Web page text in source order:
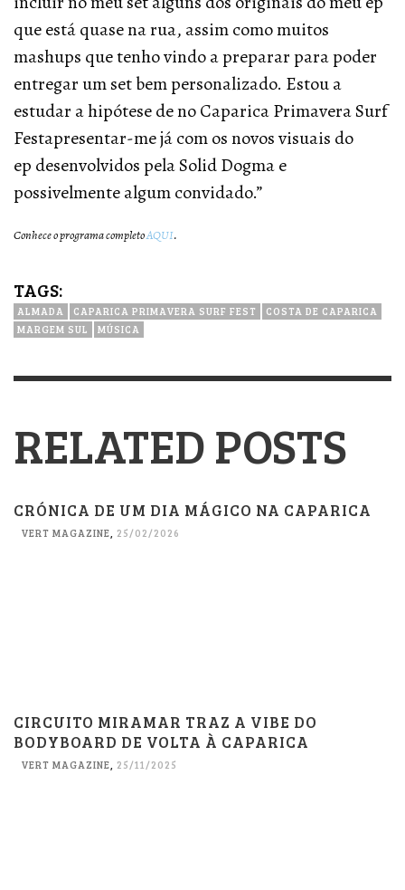
que está quase na rua, assim como muitos
mashups que tenho vindo a preparar para poder
entregar um set bem personalizado. Estou a
estudar a hipótese de no Caparica Primavera Surf
Festapresentar-me já com os novos visuais do
ep desenvolvidos pela Solid Dogma e
possivelmente algum convidado.”
Conhece o programa completoAQUI.
TAGS:
ALMADA CAPARICA PRIMAVERA SURF FEST
COSTA DE CAPARICA
MARGEM SUL
MÚSICA
RELATED POSTS
CRÓNICA DE UM DIA MÁGICO NA CAPARICA
VERT MAGAZINE 25/02/2026
CIRCUITO MIRAMAR TRAZ A VIBE DO
BODYBOARD DE VOLTA À CAPARICA
VERT MAGAZINE, 25/11/2025